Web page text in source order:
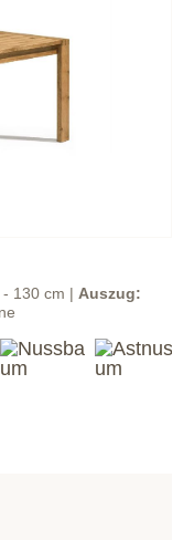
130 cm | Auszug: